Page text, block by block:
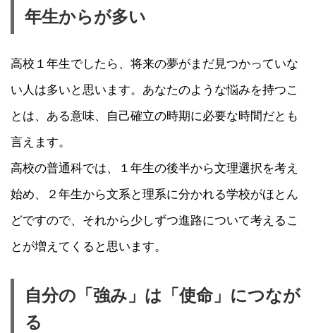
年生からが多い
高校１年生でしたら、将来の夢がまだ見つかっていな
い人は多いと思います。あなたのような悩みを持つこ
とは、ある意味、自己確立の時期に必要な時間だとも
言えます。
高校の普通科では、１年生の後半から文理選択を考え
始め、２年生から文系と理系に分かれる学校がほとん
どですので、それから少しずつ進路について考えるこ
とが増えてくると思います。
自分の「強み」は「使命」につなが
る